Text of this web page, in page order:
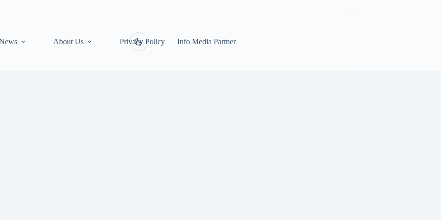
About Us Privacy Policy Info Media Partner